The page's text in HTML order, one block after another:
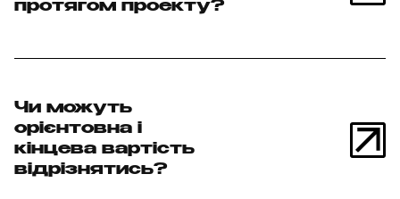
протягом проекту?
Чи можуть
орієнтовна і
кінцева вартість
відрізнятись?